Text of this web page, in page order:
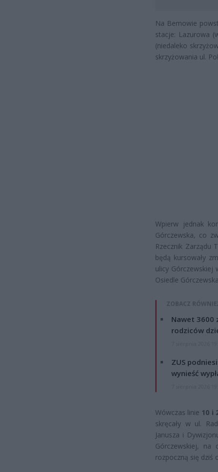
Na Bemowie
stacje: Lazurowa
(niedaleko
skrzyżowania ul.
Wpierw jednak
Górczewska, co
Rzecznik Zarządu
będą kursowały
ulicy Górczewskiej
Osiedle
ZOBACZ
Nawet 3600
rodziców
ZUS
wynieść
Wówczas linie 10 i
skręcały w ul.
Janusza i
Górczewskiej, na
rozpoczną się dziś